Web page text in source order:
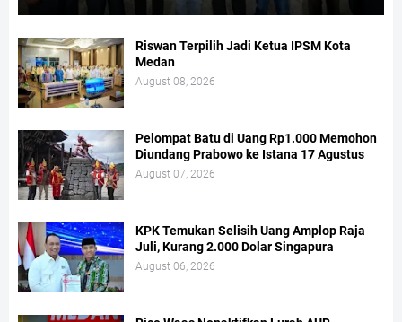
Riswan Terpilih Jadi Ketua IPSM Kota
Medan
August 08, 2026
Pelompat Batu di Uang Rp1.000 Memohon
Diundang Prabowo ke Istana 17 Agustus
August 07, 2026
KPK Temukan Selisih Uang Amplop Raja
Juli, Kurang 2.000 Dolar Singapura
August 06, 2026